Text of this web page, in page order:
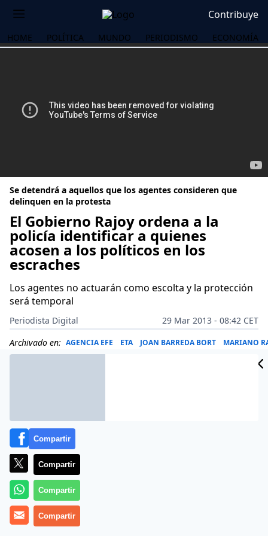
Contribuye
HOME POLÍTICA MUNDO PERIODISMO ECONOMÍA
Se detendrá a aquellos que los agentes consideren que
delinquen en la protesta
El Gobierno Rajoy ordena a la
policía identificar a quienes
acosen a los políticos en los
escraches
Los agentes no actuarán como escolta y la protección
será temporal
Periodista Digital
29 Mar 2013 - 08:42 CET
Archivado en: AGENCIA EFE ETA JOAN BARREDA BORT MARIANO
Compartir
Compartir
Compartir
Compartir